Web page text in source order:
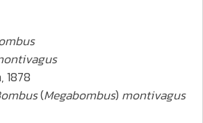
1878
(Megabombus) montivagus